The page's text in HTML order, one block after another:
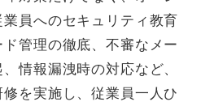
員へのセキュリティ教育
管理の徹底、不審なメー
情報漏洩時の対応など、
を実施し、従業員一人ひ